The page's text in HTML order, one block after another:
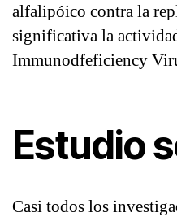
alfalipóico contra la
significativa la
Immunodfeficiency
Estudio
Casi todos los